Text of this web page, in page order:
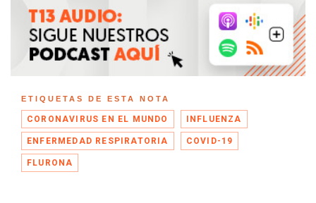
ETIQUETAS DE ESTA NOTA
CORONAVIRUS EN EL MUNDO INFLUENZA
ENFERMEDAD RESPIRATORIA COVID-19
FLURONA